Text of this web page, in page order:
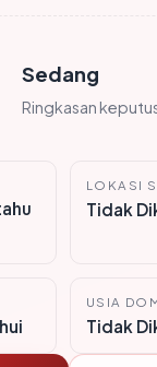
Sedang
Ringkasan
LOKASI
Tidak
USIA
Tidak